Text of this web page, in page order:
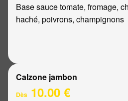
Base sauce tomate, fromage,
haché, poivrons, champignons
Calzone jambon
Dès 10.00 €